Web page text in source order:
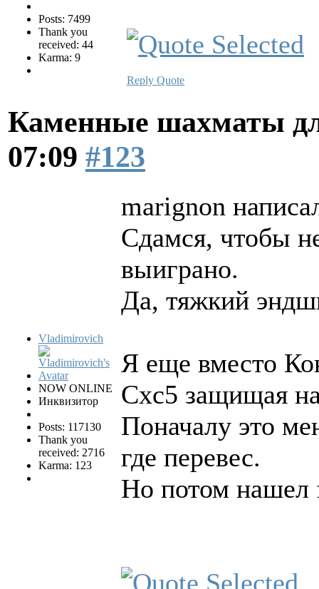
Posts: 7499
Thank you
received: 44
Karma: 9
Reply Quote
Каменные шахматы
07:09 #123
Vladimirovich
NOW ONLINE
Инквизитор
Posts: 117130
Thank you
received: 2716
Karma: 123
marignon
Сдамся, чтобы
выиграно.
Да, тяжкий
Я еще вместо
Cxc5 защищая
Поначалу это
где перевес.
Но потом нашел